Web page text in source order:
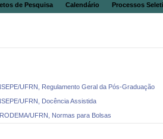
de Pesquisa Calendário Processos
UFRN, Regulamento Geral da Pós-Graduação
UFRN, Docência Assistida
UFRN, Normas para Bolsas